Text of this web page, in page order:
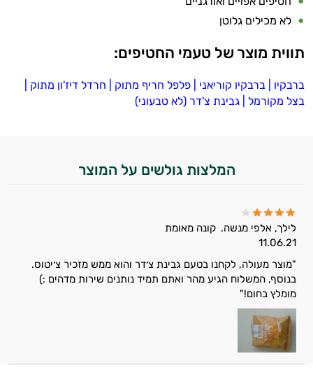
רטבים
לספורטאים
טסטוסטרון
הנמכרים
ביותר
אבקות
לא מכילים גלוטן
תווית מוצר של טעמי החטיפים:
ברבקיו ברבקיו קוריאני פלפל חריף מתוק חרדל דיז'ון מתוק
בצל מקורמל
גבינת צ'דר (לא טבעוני)
המלצות גולשים על המוצר
לילך, אלפי מנשה. קונה מאומת
11.06.21
"מוצר מעולה, לקחנו בטעם גבינת צ׳דר והוא ממש מזכיר צ׳יטוס.
בנוסף, המשלוח הגיע מהר ואתם תמיד נותנים שירות מדהים :)
מומלץ בחום!"